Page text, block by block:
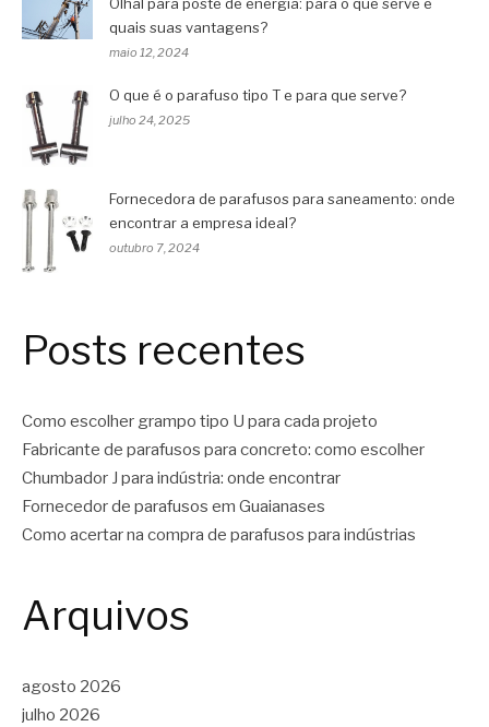
Olhal para poste de energia: para o que serve e
quais suas vantagens?
maio 12, 2024
O que é o parafuso tipo T e para que serve?
julho 24, 2025
Fornecedora de parafusos para saneamento: onde
encontrar a empresa ideal?
outubro 7, 2024
Posts recentes
Como escolher grampo tipo U para cada projeto
Fabricante de parafusos para concreto: como escolher
Chumbador J para indústria: onde encontrar
Fornecedor de parafusos em Guaianases
Como acertar na compra de parafusos para indústrias
Arquivos
agosto 2026
julho 2026